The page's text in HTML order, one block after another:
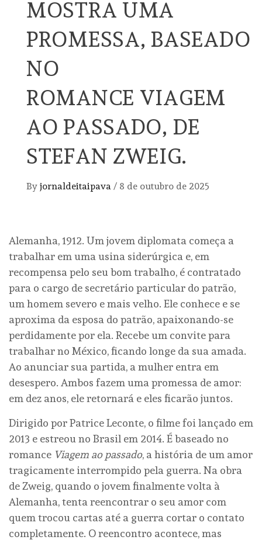
MOSTRA UMA
PROMESSA, BASEADO
NO
ROMANCE VIAGEM
AO PASSADO, DE
STEFAN ZWEIG.
By jornaldeitaipava / 8 de outubro de 2025
Alemanha, 1912. Um jovem diplomata começa a
trabalhar em uma usina siderúrgica e, em
recompensa pelo seu bom trabalho, é contratado
para o cargo de secretário particular do patrão,
um homem severo e mais velho. Ele conhece e se
aproxima da esposa do patrão, apaixonando-se
perdidamente por ela. Recebe um convite para
trabalhar no México, ficando longe da sua amada.
Ao anunciar sua partida, a mulher entra em
desespero. Ambos fazem uma promessa de amor:
em dez anos, ele retornará e eles ficarão juntos.
Dirigido por Patrice Leconte, o filme foi lançado em
2013 e estreou no Brasil em 2014. É baseado no
romance Viagem ao passado, a história de um amor
tragicamente interrompido pela guerra. Na obra
de Zweig, quando o jovem finalmente volta à
Alemanha, tenta reencontrar o seu amor com
quem trocou cartas até a guerra cortar o contato
completamente. O reencontro acontece, mas